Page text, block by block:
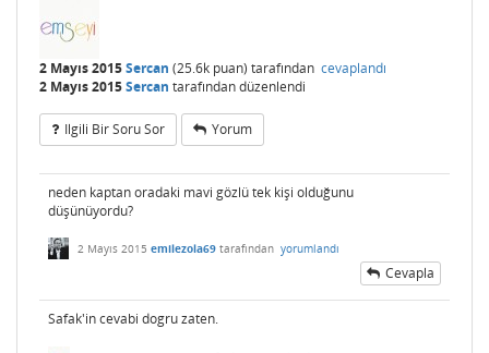
2 Mayıs 2015Sercan (25.6k puan) tarafından cevaplandı
2 Mayıs 2015Sercan tarafındandüzenlendi
Ilgili Bir Soru Sor Yorum
neden kaptan oradaki mavi gözlü tek kişi olduğunu
düşünüyordu?
2 Mayıs 2015 emilezola69 tarafından yorumlandı
Cevapla
Safak'in cevabi dogru zaten.